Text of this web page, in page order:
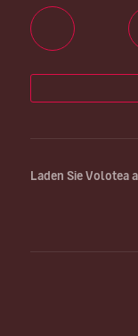
Laden Sie Volotea